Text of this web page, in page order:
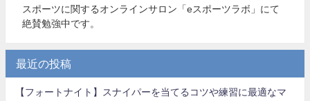
スポーツに関するオンラインサロン「eスポーツラボ」にて
絶賛勉強中です。
最近の投稿
【フォートナイト】スナイパーを当てるコツや練習に最適なマ